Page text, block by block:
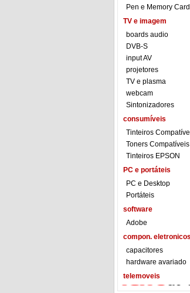
Pen e Memory
TV e imagem
boards audio
DVB-S
input AV
projetores
TV e plasma
webcam
Sintonizadores
consumíveis
Tinteiros
Toners Compatíveis
Tinteiros EPSON
PC e portáteis
PC e Desktop
Portáteis
software
Adobe
compon. eletronicos
capacitores
hardware avariado
telemoveis